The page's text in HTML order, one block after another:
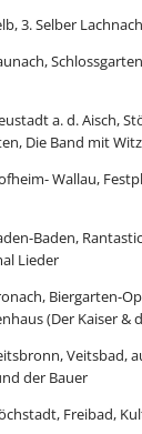
3. Selber
a. d. Aisch,
Die Band mit Witz
Wallau,
Baden,
Lieder
Biergarten-
(Der Kaiser &
Veitsbad,
der Bauer
Freibad,